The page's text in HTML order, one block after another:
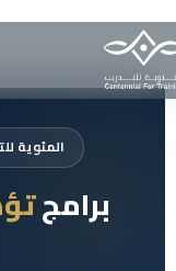
المئوية
برامج